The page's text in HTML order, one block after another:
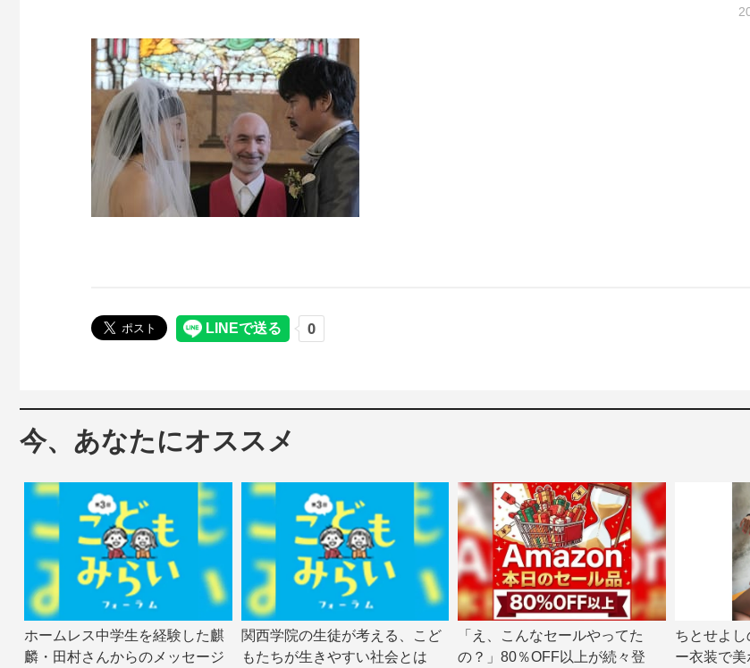
今、あなたにオススメ
ホームレス中学生を経験した麒
麟・田村さんからのメッセージ
関西学院の生徒が考える、こど
もたちが生きやすい社会とは
「え、こんなセールやってた
の？」80％OFF以上が続々登
ちとせよ
ー衣装で